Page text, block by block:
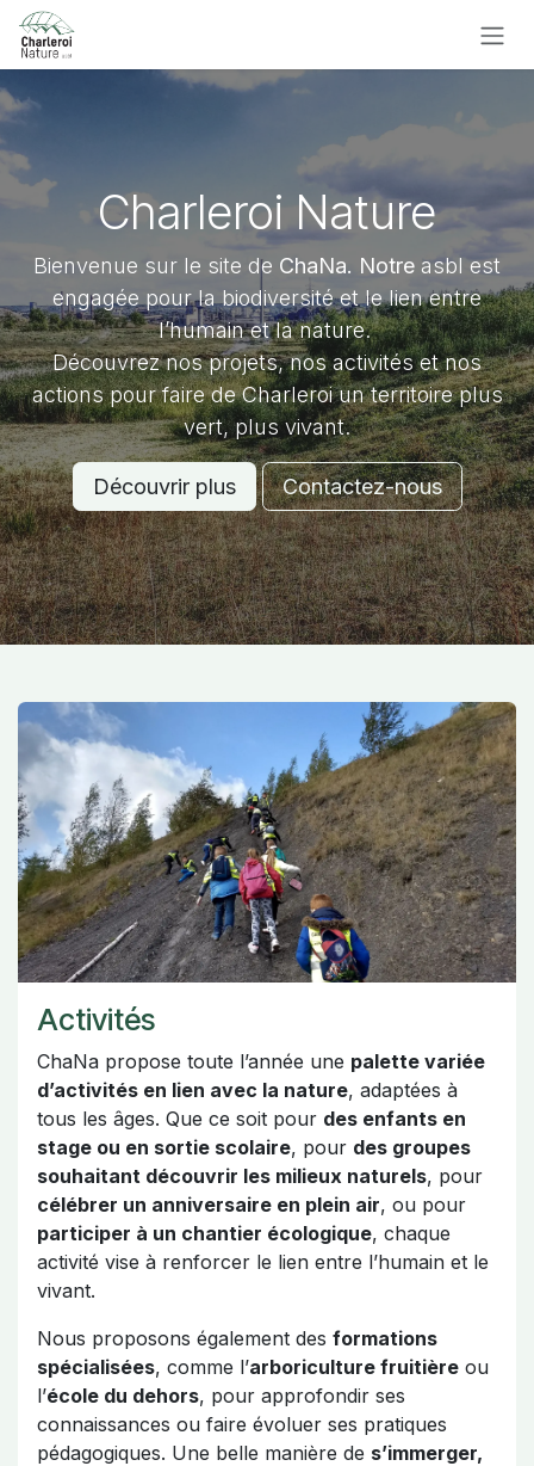
Se rendre au contenu
Charleroi Nature
Bienvenue sur le site de ChaNa. Notre asbl est
engagée pour la biodiversité et le lien entre
l’humain et la nature.
Découvrez nos projets, nos activités et nos
actions pour faire de Charleroi un territoire plus
vert, plus vivant.
Découvrir plus Contactez-nous
Activités
ChaNa propose toute l’année une palette variée
d’activités en lien avec la nature, adaptées à
tous les âges. Que ce soit pour des enfants en
stage ou en sortie scolaire, pour des groupes
souhaitant découvrir les milieux naturels, pour
célébrer un anniversaire en plein air, ou pour
participer à un chantier écologique, chaque
activité vise à renforcer le lien entre l’humain et le
vivant.
Nous proposons également des formations
spécialisées, comme l’arboriculture fruitière ou
l’école du dehors, pour approfondir ses
connaissances ou faire évoluer ses pratiques
pédagogiques. Une belle manière de s’immerger,